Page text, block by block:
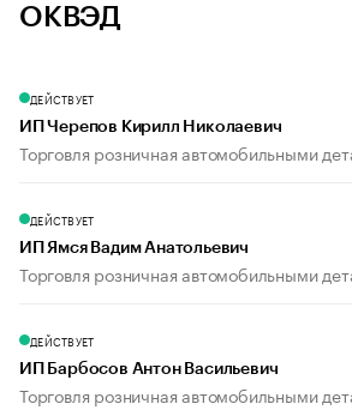
ОКВЭД
ДЕЙСТВУЕТ
ИП Черепов Кирилл Николаевич
Торговля розничная автомобильными
ДЕЙСТВУЕТ
ИП Ямся Вадим Анатольевич
Торговля розничная автомобильными
ДЕЙСТВУЕТ
ИП Барбосов Антон Васильевич
Торговля розничная автомобильными